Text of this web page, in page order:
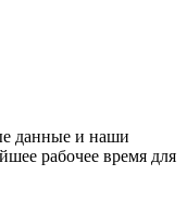
данные и наши
рабочее время для